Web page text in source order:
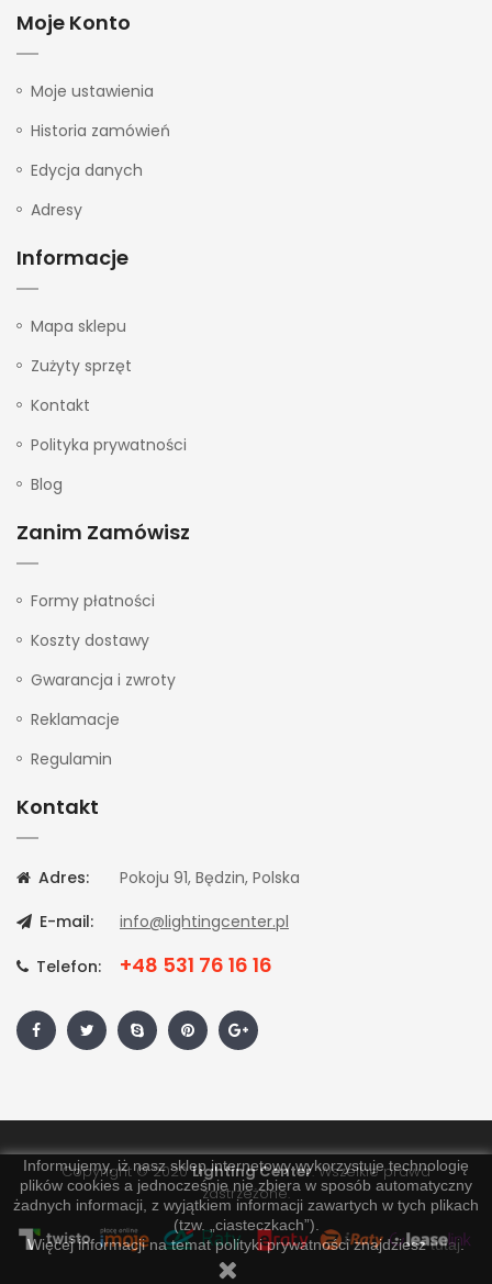
Informujemy, iż nasz sklep internetowy wykorzystuje technologię
plików cookies a jednocześnie nie zbiera w sposób automatyczny
żadnych informacji, z wyjątkiem informacji zawartych w tych plikach
(tzw. „ciasteczkach”).
Więcej informacji na temat polityki prywatności znajdziesztutaj.
Moje Konto
Moje ustawienia
Historia zamówień
Edycja danych
Adresy
Informacje
Mapa sklepu
Zużyty sprzęt
Kontakt
Polityka prywatności
Blog
Zanim Zamówisz
Formy płatności
Koszty dostawy
Gwarancja i zwroty
Reklamacje
Regulamin
Kontakt
Adres:
Pokoju 91, Będzin, Polska
E-mail:
info@lightingcenter.pl
Telefon: +48 531 76 16 16
Copyright © 2020Lighting Center. Wszelkie prawa
zastrzeżone.